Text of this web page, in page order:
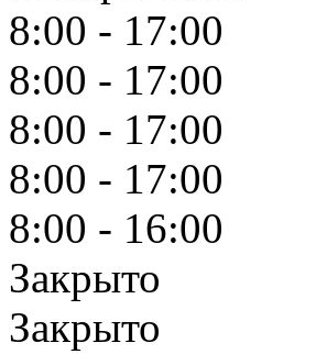
8:00 - 17:00
8:00 - 17:00
8:00 - 17:00
8:00 - 17:00
8:00 - 16:00
Закрыто
Закрыто